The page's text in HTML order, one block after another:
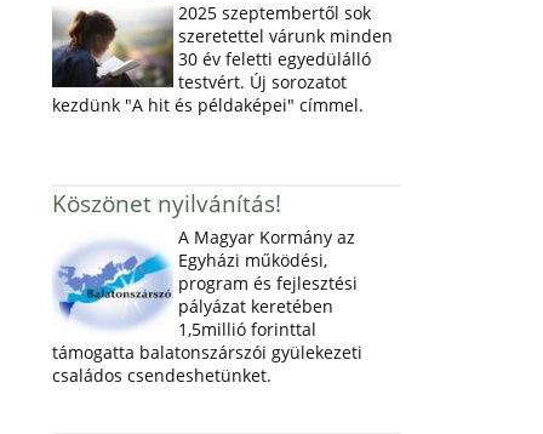
2025 szeptembertől sok
szeretettel várunk minden
30 év feletti egyedülálló
testvért. Új sorozatot
kezdünk "A hit és példaképei" címmel.
Köszönet nyilvánítás!
A Magyar Kormány az
Egyházi működési,
program és fejlesztési
pályázat keretében
1,5millió forinttal
támogatta balatonszárszói gyülekezeti
családos csendeshetünket.